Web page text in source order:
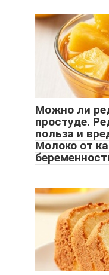
Можно ли
простуде.
польза и
Молоко от